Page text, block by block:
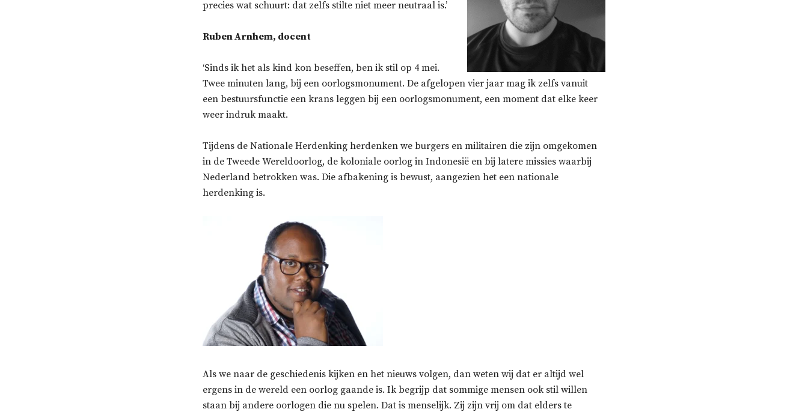
precies wat schuurt: dat zelfs stilte niet meer neutraal is.’
Ruben Arnhem, docent
‘Sinds ik het als kind kon beseffen, ben ik stil op 4 mei.
Twee minuten lang, bij een oorlogsmonument. De afgelopen vier jaar mag ik zelfs vanuit
een bestuursfunctie een krans leggen bij een oorlogsmonument, een moment dat elke keer
weer indruk maakt.
Tijdens de Nationale Herdenking herdenken we burgers en militairen die zijn omgekomen
in de Tweede Wereldoorlog, de koloniale oorlog in Indonesië en bij latere missies waarbij
Nederland betrokken was. Die afbakening is bewust, aangezien het een nationale
herdenking is.
Als we naar de geschiedenis kijken en het nieuws volgen, dan weten wij dat er altijd wel
ergens in de wereld een oorlog gaande is. Ik begrijp dat sommige mensen ook stil willen
staan bij andere oorlogen die nu spelen. Dat is menselijk. Zij zijn vrij om dat elders te